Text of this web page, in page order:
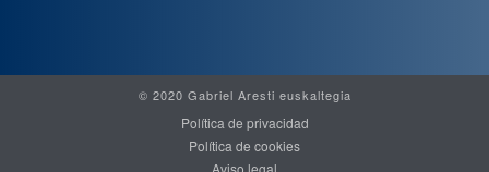
© 2020 Gabriel Aresti euskaltegia
Política de privacidad
Política de cookies
Aviso legal